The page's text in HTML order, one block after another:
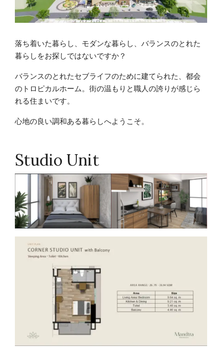
落ち着いた暮らし、モダンな暮らし、バランスのとれた
暮らしをお探しではないですか？
バランスのとれたセブライフのために建てられた、都会
のトロピカルホーム。街の温もりと職人の誇りが感じら
れる住まいです。
心地の良い調和ある暮らしへようこそ。
Studio Unit